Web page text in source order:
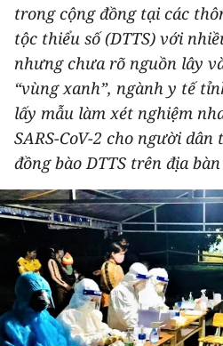
PHÁP LUẬT
DU LỊCH
THẾ GIỚI
THỂ THAO
GIÁO DỤC
Y TẾ
KHOA HỌC - CÔNG NGHỆ
MÔI TRƯỜNG
trong cộng đồng tại các
tộc thiểu số (DTTS) với
nhưng chưa rõ nguồn lây
“vùng xanh”, ngành y tế
lấy mẫu làm xét nghiệm
SARS-CoV-2 cho người
đồng bào DTTS trên địa